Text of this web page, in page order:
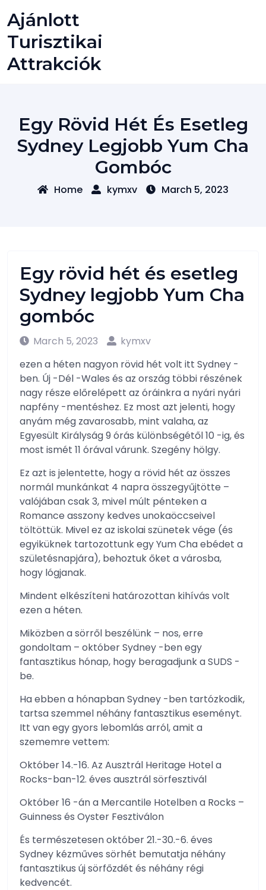
to
content
Ajánlott
Turisztikai
Attrakciók
Egy Rövid Hét És Esetleg
Sydney Legjobb Yum Cha
Gombóc
Home kymxv March 5, 2023
Egy rövid hét és esetleg
Sydney legjobb Yum Cha
gombóc
March 5, 2023
kymxv
ezen a héten nagyon rövid hét volt itt Sydney -
ben. Új -Dél -Wales és az ország többi részének
nagy része előrelépett az óráinkra a nyári nyári
napfény -mentéshez. Ez most azt jelenti, hogy
anyám még zavarosabb, mint valaha, az
Egyesült Királyság 9 órás különbségétől 10 -ig, és
most ismét 11 órával várunk. Szegény hölgy.
Ez azt is jelentette, hogy a rövid hét az összes
normál munkánkat 4 napra összegyűjtötte –
valójában csak 3, mivel múlt pénteken a
Romance asszony kedves unokaöccseivel
töltöttük. Mivel ez az iskolai szünetek vége (és
egyiküknek tartozottunk egy Yum Cha ebédet a
születésnapjára), behoztuk őket a városba,
hogy lógjanak.
Mindent elkészíteni határozottan kihívás volt
ezen a héten.
Miközben a sörről beszélünk – nos, erre
gondoltam – október Sydney -ben egy
fantasztikus hónap, hogy beragadjunk a SUDS -
be.
Ha ebben a hónapban Sydney -ben tartózkodik,
tartsa szemmel néhány fantasztikus eseményt.
Itt van egy gyors lebomlás arról, amit a
szememre vettem:
Október 14.-16. Az Ausztrál Heritage Hotel a
Rocks-ban-12. éves ausztrál sörfesztivál
Október 16 -án a Mercantile Hotelben a Rocks –
Guinness és Oyster Fesztiválon
És természetesen október 21.-30.-6. éves
Sydney kézműves sörhét bemutatja néhány
fantasztikus új sörfőzdét és néhány régi
kedvencét.